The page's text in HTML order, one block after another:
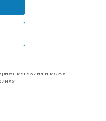
магазина и может